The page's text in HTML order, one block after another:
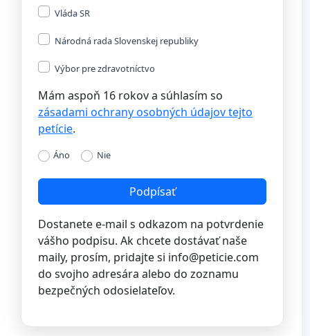
Vláda SR
Národná rada Slovenskej republiky
Výbor pre zdravotníctvo
Mám aspoň 16 rokov a súhlasím so
zásadami ochrany osobných údajov tejto
petície.
Áno Nie
Podpísať
Dostanete e-mail s odkazom na potvrdenie
vášho podpisu. Ak chcete dostávať naše
maily, prosím, pridajte si info@peticie.com
do svojho adresára alebo do zoznamu
bezpečných odosielateľov.